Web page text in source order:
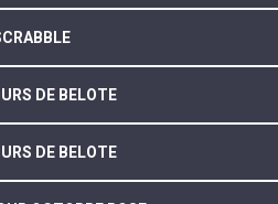
DE BELOTE
DE BELOTE